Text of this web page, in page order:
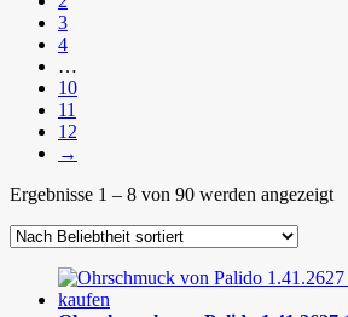
3
4
…
10
11
12
→
Ergebnisse 1 – 8 von 90 werden angezeigt